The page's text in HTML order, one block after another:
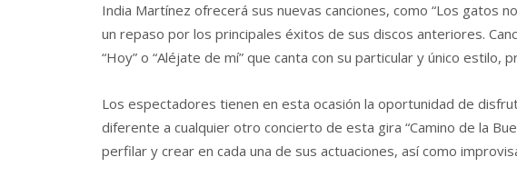
India Martínez ofrecerá sus nuevas canciones, como “Los gatos
un repaso por los principales éxitos de sus discos anteriores.
“Hoy” o “Aléjate de mí” que canta con su particular y único estilo,
Los espectadores tienen en esta ocasión la oportunidad de
diferente a cualquier otro concierto de esta gira “Camino de la
perfilar y crear en cada una de sus actuaciones, así como